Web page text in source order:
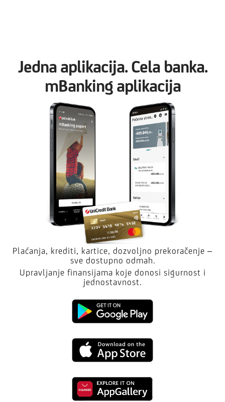
Jedna aplikacija. Cela banka.
mBanking aplikacija
Plaćanja, krediti, kartice, dozvoljno prekoračenje –
sve dostupno odmah.
Upravljanje finansijama koje donosi sigurnost i
jednostavnost.
Kliknite
preuzmete
aplikaciju
Kliknite
preuzmete
Kliknite